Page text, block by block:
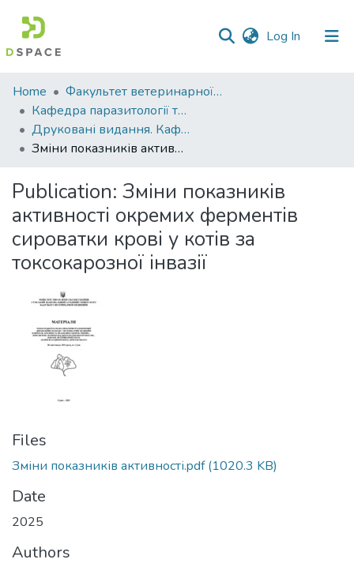
Log In (current)
Communities
&
Collections
Statistics
Home
Факультет ветеринарної медицини
Кафедра паразитології та ветеринарно-санітарної експертизи
Друковані видання. Кафедра паразитології та ветеринарно-санітарної експертизи
Зміни показників активності окремих ферментів сироватки крові у котів за токсокарозної інвазії
Publication: Зміни показників
активності окремих ферментів
сироватки крові у котів за
токсокарозної інвазії
Files
Зміни показників активності.pdf(1020.3 KB)
Date
2025
Authors